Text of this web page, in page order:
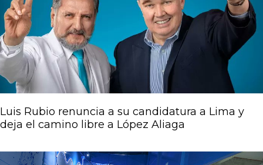
Luis Rubio renuncia a su candidatura a Lima y
deja el camino libre a López Aliaga